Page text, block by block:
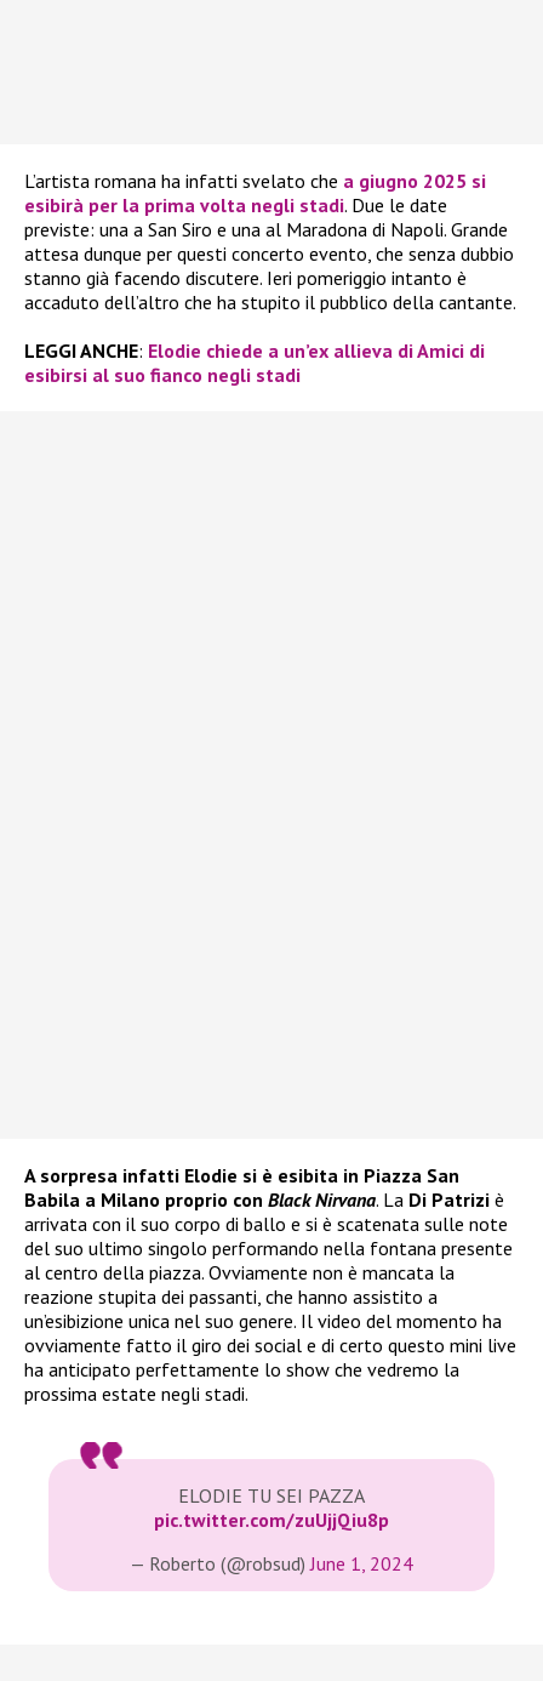
L’artista romana ha infatti svelato che a giugno 2025 si
esibirà per la prima volta negli stadi. Due le date
previste: una a San Siro e una al Maradona di Napoli. Grande
attesa dunque per questi concerto evento, che senza dubbio
stanno già facendo discutere. Ieri pomeriggio intanto è
accaduto dell’altro che ha stupito il pubblico della cantante.
LEGGI ANCHE: Elodie chiede a un’ex allieva di Amici di
esibirsi al suo fianco negli stadi
A sorpresa infatti Elodie si è esibita in Piazza San
Babila a Milano proprio con Black Nirvana. La Di Patrizi è
arrivata con il suo corpo di ballo e si è scatenata sulle note
del suo ultimo singolo performando nella fontana presente
al centro della piazza. Ovviamente non è mancata la
reazione stupita dei passanti, che hanno assistito a
un’esibizione unica nel suo genere. Il video del momento ha
ovviamente fatto il giro dei social e di certo questo mini live
ha anticipato perfettamente lo show che vedremo la
prossima estate negli stadi.
ELODIE TU SEI PAZZA
pic.twitter.com/zuUjjQiu8p
— Roberto (@robsud)June 1, 2024